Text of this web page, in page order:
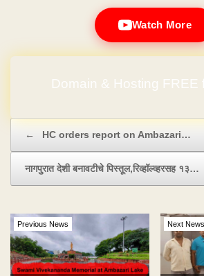
Watch More
Domain & Hosting FREE
← HC orders report on Ambazari…
नागपुरात देशी बनावटीचे पिस्तूल,रिव्हॉल्व्हरसह १३…
Previous News Next News